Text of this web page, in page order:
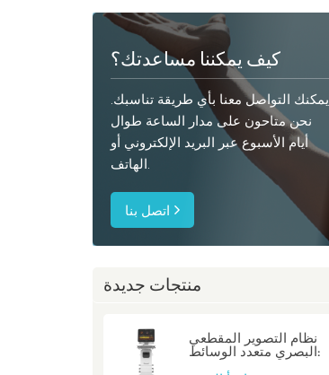
كيف يمكننا مساعدتك؟
يمكنك التواصل معنا بأي طريقة تناسبك.
نحن متاحون على مدار الساعة طوال
أيام الأسبوع عبر البريد الإلكتروني أو
اتصل بنا
منتجات جديدة
نظام التصوير المقطعي
البصري متعدد الوسائط:
P80/P80-E